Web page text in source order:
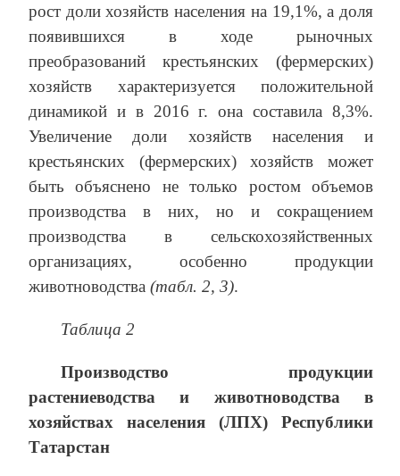
рост доли хозяйств населения на 19,1%, а доля
появившихся в ходе рыночных
преобразований крестьянских (фермерских)
хозяйств характеризуется положительной
динамикой и в 2016 г. она составила 8,3%.
Увеличение доли хозяйств населения и
крестьянских (фермерских) хозяйств может
быть объяснено не только ростом объемов
производства в них, но и сокращением
производства в сельскохозяйственных
организациях, особенно продукции
животноводства (табл. 2, 3).
Таблица 2
Производство продукции
растениеводства и животноводства в
хозяйствах населения (ЛПХ) Республики
Татарстан